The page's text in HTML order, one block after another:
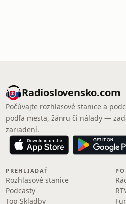
Radioslovensko.com
Počúvajte rozhlasové stanice a
podľa mesta, žánru či nálady —
zariadení.
PREHLIADAŤ
Rozhlasové stanice
Podcasty
Top Skladby